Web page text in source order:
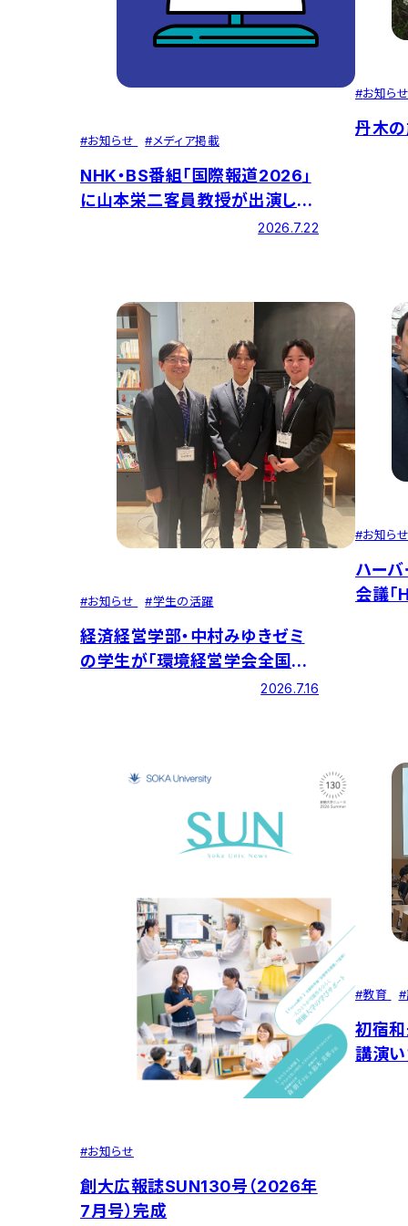
#お知らせ #メディア掲載
NHK・BS番組「国際報道2026」
に山本栄二客員教授が出演しま
2026.7.22
#お知らせ
丹木
#お知らせ #学生の活躍
経済経営学部・中村みゆきゼミ
の学生が「環境経営学会全国大
会」で優秀ポスター賞を受賞2026.7.16
#お知らせ
ハー
会議「
#お知らせ
創大広報誌SUN130号（2026年
7月号）完成
#教育 #
初宿
講演い